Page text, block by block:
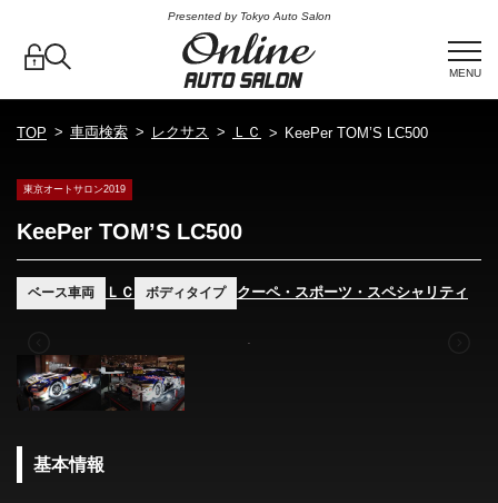
Presented by Tokyo Auto Salon
MENU
TOP 車両検索 レクサス ＬＣ KeePer TOM’S LC500
東京オートサロン2019
KeePer TOM’S LC500
ベース車両 ＬＣ ボディタイプ クーペ・スポーツ・スペシャリティ
基本情報